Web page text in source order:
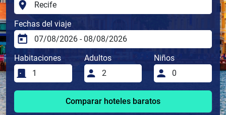
Fechas del viaje
Habitaciones Adultos Niños
Comparar hoteles baratos